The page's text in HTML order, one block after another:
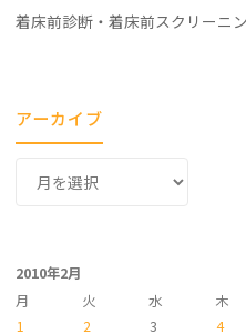
着床前診断・着床前スクリーニ
アーカイブ
ブ
2010年2月
月
火 水 木
1
2 3 4